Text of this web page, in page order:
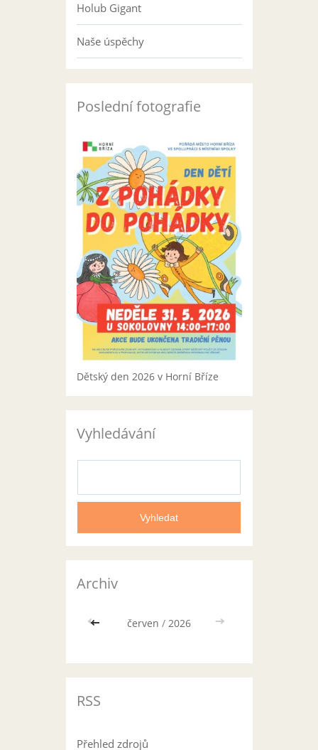
Holub Gigant
Naše úspěchy
Poslední fotografie
Dětský den 2026 v Horní Bříze
Vyhledávání
Archiv
<< červen / 2026 >>
RSS
Přehled zdrojů